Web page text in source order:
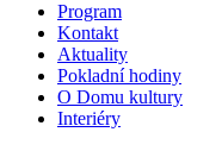
Program
Kontakt
Aktuality
Pokladní hodiny
O Domu kultury
Interiéry